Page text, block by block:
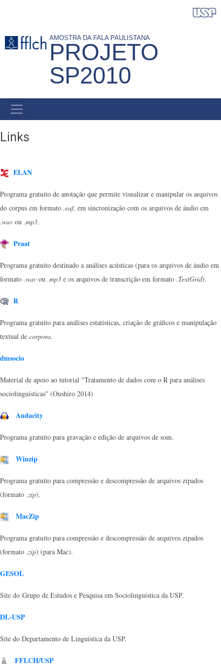
conteúdo
AMOSTRA DA FALA PAULISTANA
PROJETO
SP2010
NAVEGAÇÃO
PRINCIPAL
Links
ELAN
Programa gratuito de anotação que permite visualizar e manipular os arquivos
do corpus em formato .eaf, em sincronização com os arquivos de áudio em
.wav ou .mp3.
Praat
Programa gratuito destinado a análises acústicas (para os arquivos de áudio em
formato .wav ou .mp3 e os arquivos de transcrição em formato .TextGrid).
R
Programa gratuito para análises estatísticas, criação de gráficos e manipulação
textual de corpora.
dmsocio
Material de apoio ao tutorial "Tratamento de dados com o R para análises
sociolinguísticas" (Oushiro 2014)
Audacity
Programa gratuito para gravação e edição de arquivos de som.
Winzip
Programa gratuito para compressão e descompressão de arquivos zipados
(formato .zip).
MacZip
Programa gratuito para compressão e descompressão de arquivos zipados
(formato .zip) (para Mac).
GESOL
Site do Grupo de Estudos e Pesquisa em Sociolinguística da USP.
DL-USP
Site do Departamento de Linguística da USP.
FFLCH/USP